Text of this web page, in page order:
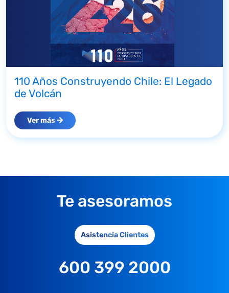
110 Años Construyendo Chile: El Legado
de Volcán
Ver más
Te asesoramos
Asistencia Clientes
600 399 2000